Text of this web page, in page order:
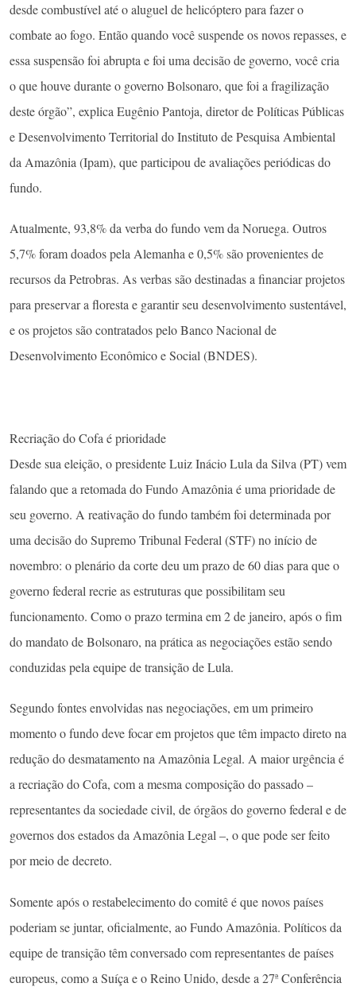
desde combustível até o aluguel de helicóptero para fazer o
combate ao fogo. Então quando você suspende os novos repasses, e
essa suspensão foi abrupta e foi uma decisão de governo, você cria
o que houve durante o governo Bolsonaro, que foi a fragilização
deste órgão”, explica Eugênio Pantoja, diretor de Políticas Públicas
e Desenvolvimento Territorial do Instituto de Pesquisa Ambiental
da Amazônia (Ipam), que participou de avaliações periódicas do
fundo.
Atualmente, 93,8% da verba do fundo vem da Noruega. Outros
5,7% foram doados pela Alemanha e 0,5% são provenientes de
recursos da Petrobras. As verbas são destinadas a financiar projetos
para preservar a floresta e garantir seu desenvolvimento sustentável,
e os projetos são contratados pelo Banco Nacional de
Desenvolvimento Econômico e Social (BNDES).
Recriação do Cofa é prioridade
Desde sua eleição, o presidente Luiz Inácio Lula da Silva (PT) vem
falando que a retomada do Fundo Amazônia é uma prioridade de
seu governo. A reativação do fundo também foi determinada por
uma decisão do Supremo Tribunal Federal (STF) no início de
novembro: o plenário da corte deu um prazo de 60 dias para que o
governo federal recrie as estruturas que possibilitam seu
funcionamento. Como o prazo termina em 2 de janeiro, após o fim
do mandato de Bolsonaro, na prática as negociações estão sendo
conduzidas pela equipe de transição de Lula.
Segundo fontes envolvidas nas negociações, em um primeiro
momento o fundo deve focar em projetos que têm impacto direto na
redução do desmatamento na Amazônia Legal. A maior urgência é
a recriação do Cofa, com a mesma composição do passado –
representantes da sociedade civil, de órgãos do governo federal e de
governos dos estados da Amazônia Legal –, o que pode ser feito
por meio de decreto.
Somente após o restabelecimento do comitê é que novos países
poderiam se juntar, oficialmente, ao Fundo Amazônia. Políticos da
equipe de transição têm conversado com representantes de países
europeus, como a Suíça e o Reino Unido, desde a 27ª Conferência